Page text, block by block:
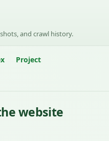
and crawl history.
Project
website